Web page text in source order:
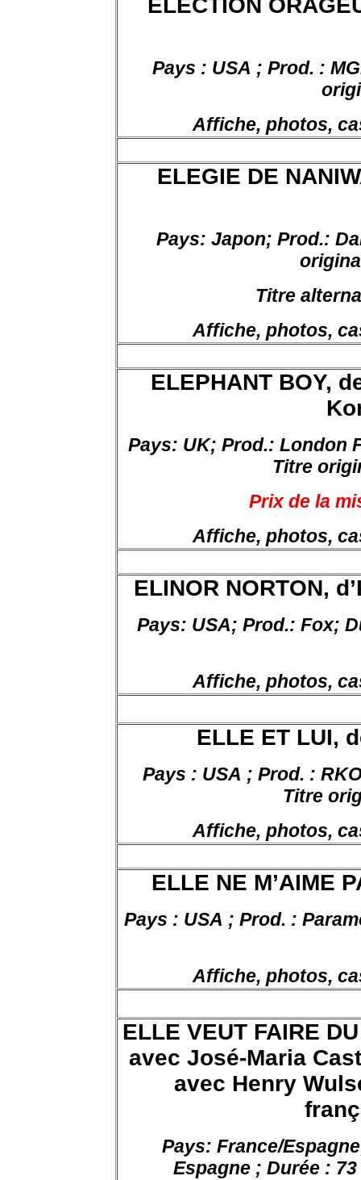
ELECTION
Pays : USA ; Prod. :
Affiche, photos,
ELEGIE DE
Pays: Japon; Prod.:
Titre
Affiche, photos,
ELEPHANT BOY,
Pays: UK; Prod.: London
Titre
Prix de la
Affiche, photos,
ELINOR NORTON,
Pays: USA; Prod.: Fox;
Affiche, photos,
ELLE ET LUI,
Pays : USA ; Prod. :
Titre
Affiche, photos,
ELLE NE M’AIME
Pays : USA ; Prod. :
Affiche, photos,
ELLE VEUT FAIRE
avec José-Maria
avec Henry
Pays: France/
Espagne ; Durée :